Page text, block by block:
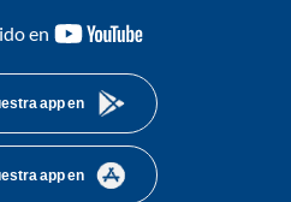
en
youtube-
app en
app en